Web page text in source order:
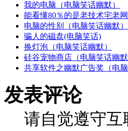
我的电脑（电脑笑话幽默）
能看懂80％的是老技术宅老
电脑的性别（电脑笑话幽默）
骗人的磁盘(电脑笑话)
换灯泡（电脑笑话幽默）
硅谷宠物商店（电脑笑话幽默
共享软件之幽默广告奖（电脑
发表评论
请自觉遵守